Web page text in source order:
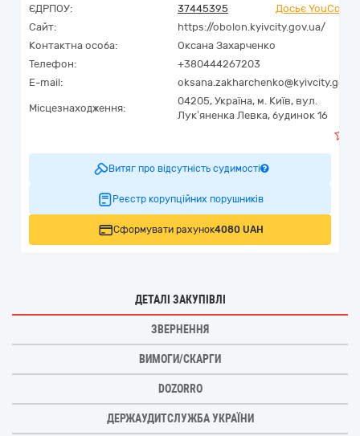
ЄДРПОУ:
37445395
Досьє
Сайт:
https://obolon.kyivcity.gov.ua/
Контактна особа:
Оксана Захарченко
Телефон:
+380444267203
E-mail:
Місцезнаходження:
04205, Україна, м. Київ, вул.
Лук’яненка Левка, будинок 16
Витяг про відсутність судимості
Реєстр корупційних порушників
Сформувати рахунок4080 UAH
ДЕТАЛІ ЗАКУПІВЛІ
ЗВЕРНЕННЯ
ВИМОГИ/СКАРГИ
DOZORRO
ДЕРЖАУДИТСЛУЖБА УКРАЇНИ